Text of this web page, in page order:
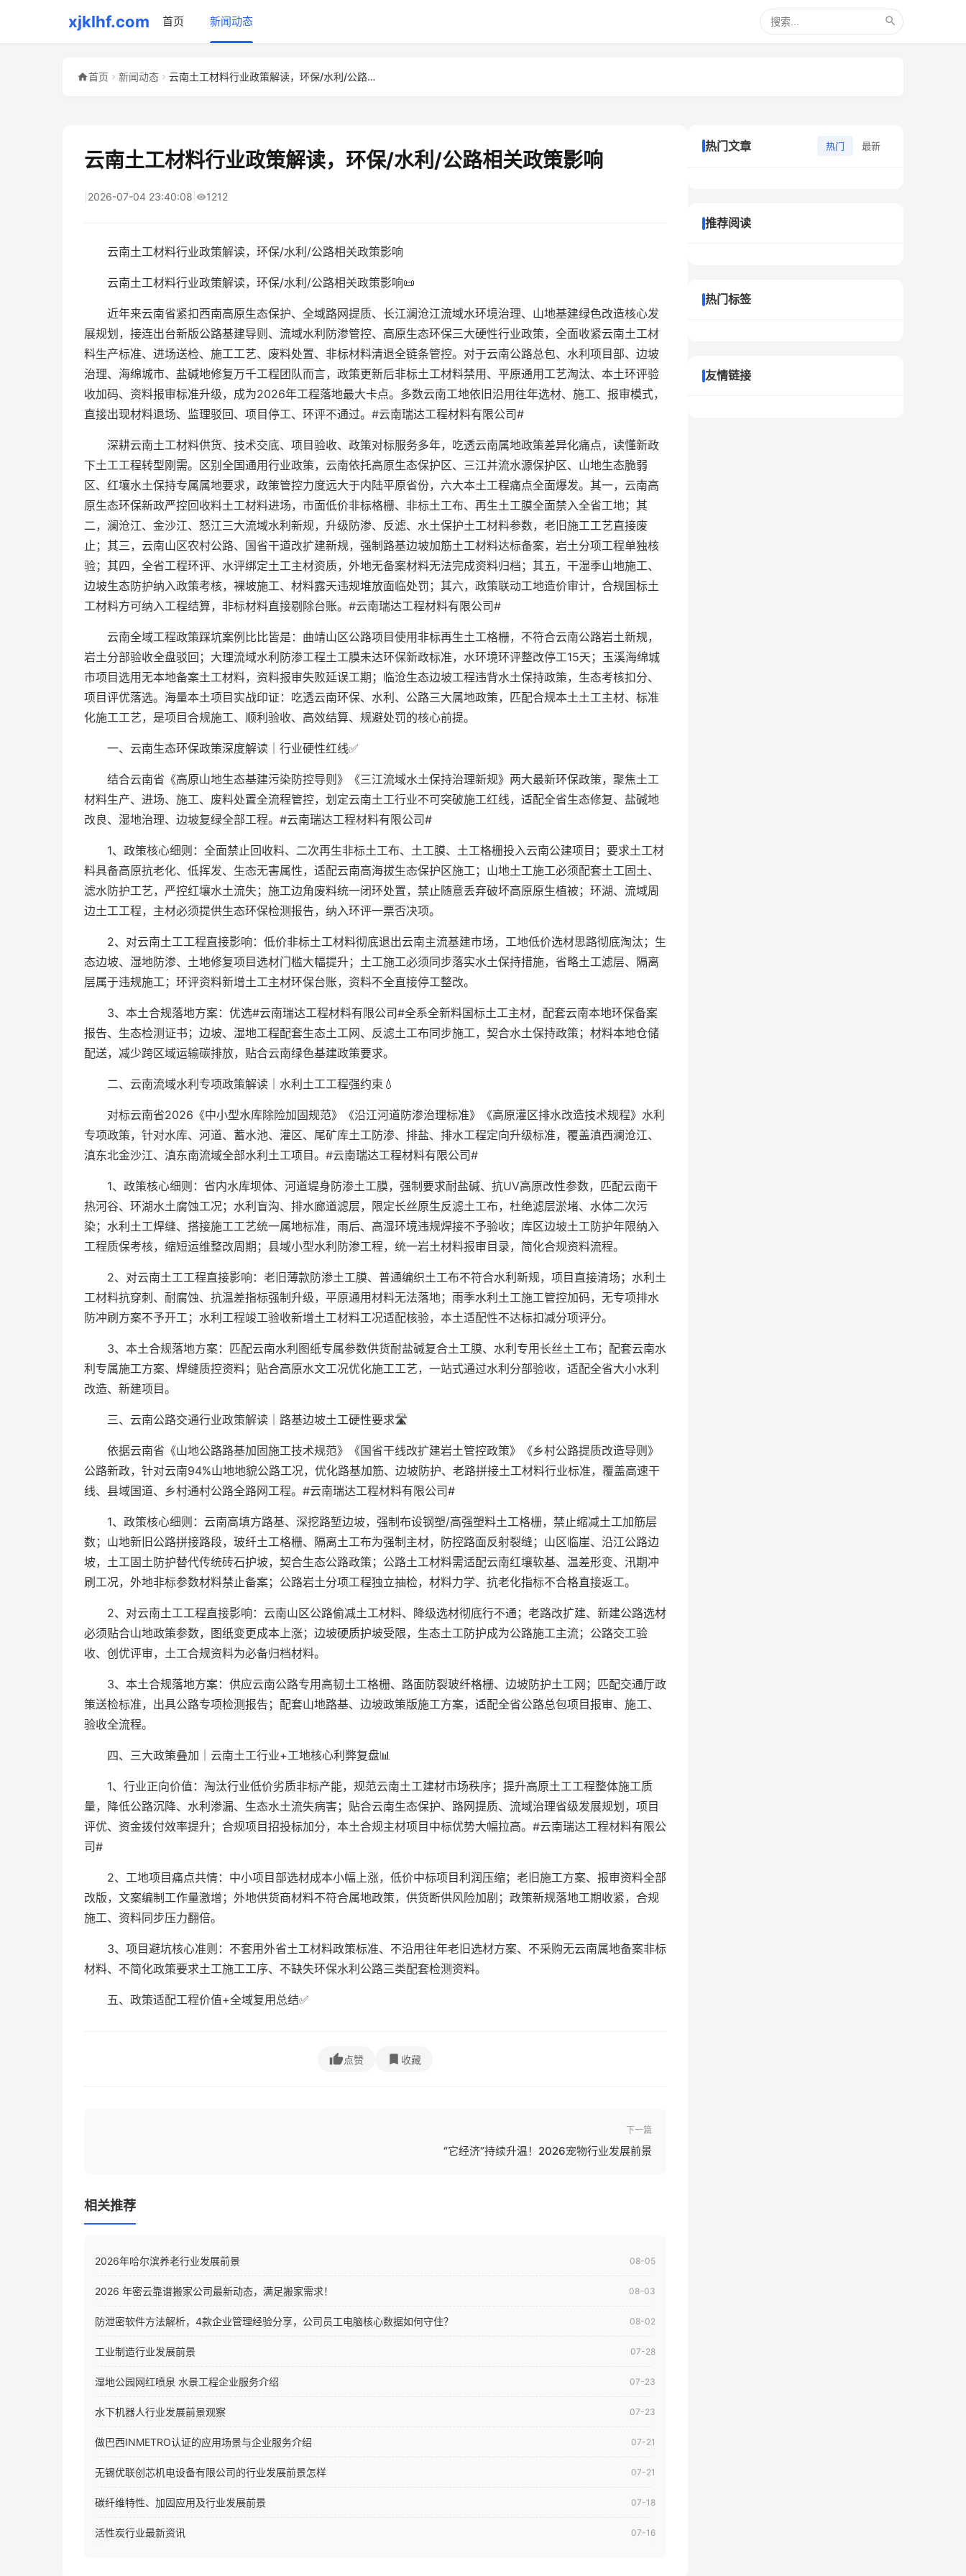
xjklhf.com 首页 新闻动态
首页 新闻动态 云南土工材料行业政策解读，环保/水利/公路相关政策影响
云南土工材料行业政策解读，环保/水利/公路相关政策影响
2026-07-04 23:40:08 1212
云南土工材料行业政策解读，环保/水利/公路相关政策影响
云南土工材料行业政策解读，环保/水利/公路相关政策影响📜
近年来云南省紧扣西南高原生态保护、全域路网提质、长江澜沧江流域水环境治理、山地基建绿色改造核心发
展规划，接连出台新版公路基建导则、流域水利防渗管控、高原生态环保三大硬性行业政策，全面收紧云南土工材
料生产标准、进场送检、施工工艺、废料处置、非标材料清退全链条管控。对于云南公路总包、水利项目部、边坡
治理、海绵城市、盐碱地修复万千工程团队而言，政策更新后非标土工材料禁用、平原通用工艺淘汰、本土环评验
收加码、资料报审标准升级，成为2026年工程落地最大卡点。多数云南工地依旧沿用往年选材、施工、报审模式，
直接出现材料退场、监理驳回、项目停工、环评不通过。#云南瑞达工程材料有限公司#
深耕云南土工材料供货、技术交底、项目验收、政策对标服务多年，吃透云南属地政策差异化痛点，读懂新政
下土工工程转型刚需。区别全国通用行业政策，云南依托高原生态保护区、三江并流水源保护区、山地生态脆弱
区、红壤水土保持专属属地要求，政策管控力度远大于内陆平原省份，六大本土工程痛点全面爆发。其一，云南高
原生态环保新政严控回收料土工材料进场，市面低价非标格栅、非标土工布、再生土工膜全面禁入全省工地；其
二，澜沧江、金沙江、怒江三大流域水利新规，升级防渗、反滤、水土保护土工材料参数，老旧施工工艺直接废
止；其三，云南山区农村公路、国省干道改扩建新规，强制路基边坡加筋土工材料达标备案，岩土分项工程单独核
验；其四，全省工程环评、水评绑定土工主材资质，外地无备案材料无法完成资料归档；其五，干湿季山地施工、
边坡生态防护纳入政策考核，裸坡施工、材料露天违规堆放面临处罚；其六，政策联动工地造价审计，合规国标土
工材料方可纳入工程结算，非标材料直接剔除台账。#云南瑞达工程材料有限公司#
云南全域工程政策踩坑案例比比皆是：曲靖山区公路项目使用非标再生土工格栅，不符合云南公路岩土新规，
岩土分部验收全盘驳回；大理流域水利防渗工程土工膜未达环保新政标准，水环境环评整改停工15天；玉溪海绵城
市项目选用无本地备案土工材料，资料报审失败延误工期；临沧生态边坡工程违背水土保持政策，生态考核扣分、
项目评优落选。海量本土项目实战印证：吃透云南环保、水利、公路三大属地政策，匹配合规本土土工主材、标准
化施工工艺，是项目合规施工、顺利验收、高效结算、规避处罚的核心前提。
一、云南生态环保政策深度解读｜行业硬性红线✅
结合云南省《高原山地生态基建污染防控导则》《三江流域水土保持治理新规》两大最新环保政策，聚焦土工
材料生产、进场、施工、废料处置全流程管控，划定云南土工行业不可突破施工红线，适配全省生态修复、盐碱地
改良、湿地治理、边坡复绿全部工程。#云南瑞达工程材料有限公司#
1、政策核心细则：全面禁止回收料、二次再生非标土工布、土工膜、土工格栅投入云南公建项目；要求土工材
料具备高原抗老化、低挥发、生态无害属性，适配云南高海拔生态保护区施工；山地土工施工必须配套土工固土、
滤水防护工艺，严控红壤水土流失；施工边角废料统一闭环处置，禁止随意丢弃破坏高原原生植被；环湖、流域周
边土工工程，主材必须提供生态环保检测报告，纳入环评一票否决项。
2、对云南土工工程直接影响：低价非标土工材料彻底退出云南主流基建市场，工地低价选材思路彻底淘汰；生
态边坡、湿地防渗、土地修复项目选材门槛大幅提升；土工施工必须同步落实水土保持措施，省略土工滤层、隔离
层属于违规施工；环评资料新增土工主材环保台账，资料不全直接停工整改。
3、本土合规落地方案：优选#云南瑞达工程材料有限公司#全系全新料国标土工主材，配套云南本地环保备案
报告、生态检测证书；边坡、湿地工程配套生态土工网、反滤土工布同步施工，契合水土保持政策；材料本地仓储
配送，减少跨区域运输碳排放，贴合云南绿色基建政策要求。
二、云南流域水利专项政策解读｜水利土工工程强约束💧
对标云南省2026《中小型水库除险加固规范》《沿江河道防渗治理标准》《高原灌区排水改造技术规程》水利
专项政策，针对水库、河道、蓄水池、灌区、尾矿库土工防渗、排盐、排水工程定向升级标准，覆盖滇西澜沧江、
滇东北金沙江、滇东南流域全部水利土工项目。#云南瑞达工程材料有限公司#
1、政策核心细则：省内水库坝体、河道堤身防渗土工膜，强制要求耐盐碱、抗UV高原改性参数，匹配云南干
热河谷、环湖水土腐蚀工况；水利盲沟、排水廊道滤层，限定长丝原生反滤土工布，杜绝滤层淤堵、水体二次污
染；水利土工焊缝、搭接施工工艺统一属地标准，雨后、高湿环境违规焊接不予验收；库区边坡土工防护年限纳入
工程质保考核，缩短运维整改周期；县域小型水利防渗工程，统一岩土材料报审目录，简化合规资料流程。
2、对云南土工工程直接影响：老旧薄款防渗土工膜、普通编织土工布不符合水利新规，项目直接清场；水利土
工材料抗穿刺、耐腐蚀、抗温差指标强制升级，平原通用材料无法落地；雨季水利土工施工管控加码，无专项排水
防冲刷方案不予开工；水利工程竣工验收新增土工材料工况适配核验，本土适配性不达标扣减分项评分。
3、本土合规落地方案：匹配云南水利图纸专属参数供货耐盐碱复合土工膜、水利专用长丝土工布；配套云南水
利专属施工方案、焊缝质控资料；贴合高原水文工况优化施工工艺，一站式通过水利分部验收，适配全省大小水利
改造、新建项目。
三、云南公路交通行业政策解读｜路基边坡土工硬性要求🛣️
依据云南省《山地公路路基加固施工技术规范》《国省干线改扩建岩土管控政策》《乡村公路提质改造导则》
公路新政，针对云南94%山地地貌公路工况，优化路基加筋、边坡防护、老路拼接土工材料行业标准，覆盖高速干
线、县域国道、乡村通村公路全路网工程。#云南瑞达工程材料有限公司#
1、政策核心细则：云南高填方路基、深挖路堑边坡，强制布设钢塑/高强塑料土工格栅，禁止缩减土工加筋层
数；山地新旧公路拼接路段，玻纤土工格栅、隔离土工布为强制主材，防控路面反射裂缝；山区临崖、沿江公路边
坡，土工固土防护替代传统砖石护坡，契合生态公路政策；公路土工材料需适配云南红壤软基、温差形变、汛期冲
刷工况，外地非标参数材料禁止备案；公路岩土分项工程独立抽检，材料力学、抗老化指标不合格直接返工。
2、对云南土工工程直接影响：云南山区公路偷减土工材料、降级选材彻底行不通；老路改扩建、新建公路选材
必须贴合山地政策参数，图纸变更成本上涨；边坡硬质护坡受限，生态土工防护成为公路施工主流；公路交工验
收、创优评审，土工合规资料为必备归档材料。
3、本土合规落地方案：供应云南公路专用高韧土工格栅、路面防裂玻纤格栅、边坡防护土工网；匹配交通厅政
策送检标准，出具公路专项检测报告；配套山地路基、边坡政策版施工方案，适配全省公路总包项目报审、施工、
验收全流程。
四、三大政策叠加｜云南土工行业+工地核心利弊复盘📊
1、行业正向价值：淘汰行业低价劣质非标产能，规范云南土工建材市场秩序；提升高原土工工程整体施工质
量，降低公路沉降、水利渗漏、生态水土流失病害；贴合云南生态保护、路网提质、流域治理省级发展规划，项目
评优、资金拨付效率提升；合规项目招投标加分，本土合规主材项目中标优势大幅拉高。#云南瑞达工程材料有限公
司#
2、工地项目痛点共情：中小项目部选材成本小幅上涨，低价中标项目利润压缩；老旧施工方案、报审资料全部
改版，文案编制工作量激增；外地供货商材料不符合属地政策，供货断供风险加剧；政策新规落地工期收紧，合规
施工、资料同步压力翻倍。
3、项目避坑核心准则：不套用外省土工材料政策标准、不沿用往年老旧选材方案、不采购无云南属地备案非标
材料、不简化政策要求土工施工工序、不缺失环保水利公路三类配套检测资料。
五、政策适配工程价值+全域复用总结✅
点赞 收藏
下一篇
“它经济”持续升温！2026宠物行业发展前景
相关推荐
2026年哈尔滨养老行业发展前景 08-05
2026 年密云靠谱搬家公司最新动态，满足搬家需求！ 08-03
防泄密软件方法解析，4款企业管理经验分享，公司员工电脑核心数据如何守住？ 08-02
工业制造行业发展前景 07-28
湿地公园网红喷泉 水景工程企业服务介绍 07-23
水下机器人行业发展前景观察 07-23
做巴西INMETRO认证的应用场景与企业服务介绍 07-21
无锡优联创芯机电设备有限公司的行业发展前景怎样 07-21
碳纤维特性、加固应用及行业发展前景 07-18
活性炭行业最新资讯 07-16
热门文章 热门 最新
推荐阅读
热门标签
友情链接